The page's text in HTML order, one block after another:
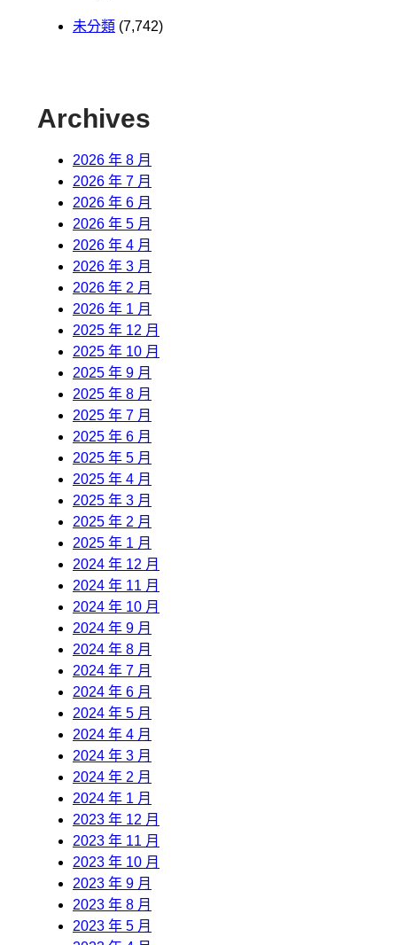
未分類 (7,742)
Archives
2026 年 8 月
2026 年 7 月
2026 年 6 月
2026 年 5 月
2026 年 4 月
2026 年 3 月
2026 年 2 月
2026 年 1 月
2025 年 12 月
2025 年 10 月
2025 年 9 月
2025 年 8 月
2025 年 7 月
2025 年 6 月
2025 年 5 月
2025 年 4 月
2025 年 3 月
2025 年 2 月
2025 年 1 月
2024 年 12 月
2024 年 11 月
2024 年 10 月
2024 年 9 月
2024 年 8 月
2024 年 7 月
2024 年 6 月
2024 年 5 月
2024 年 4 月
2024 年 3 月
2024 年 2 月
2024 年 1 月
2023 年 12 月
2023 年 11 月
2023 年 10 月
2023 年 9 月
2023 年 8 月
2023 年 5 月